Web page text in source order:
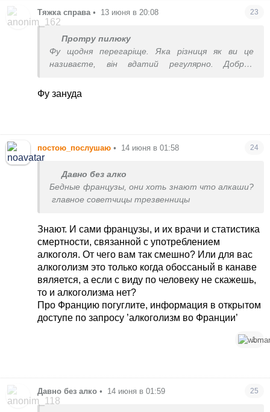
Тяжка справа • 13 июня в 20:08 23
Протру пилюку
Фу щодня перегаріще. Яка різниця як ви це
називаєте, він вдатий регулярно. Добрий
Фу зануда
постою_послушаю • 14 июня в 01:58 24
Давно без алко
Бедные французы, они хоть знают что алкаши?
главное советчицы трезвенницы
Знают. И сами французы, и их врачи и статистика
смертности, связанной с употреблением
алкоголя. От чего вам так смешно? Или для вас
алкоголизм это только когда обоссаный в канаве
вяляется, а если с виду по человеку не скажешь,
то и алкоголизма нет?
Про Францию погуглите, информация в открытом
доступе по запросу ’алкоголизм во Франции’
1
Давно без алко • 14 июня в 01:59 25